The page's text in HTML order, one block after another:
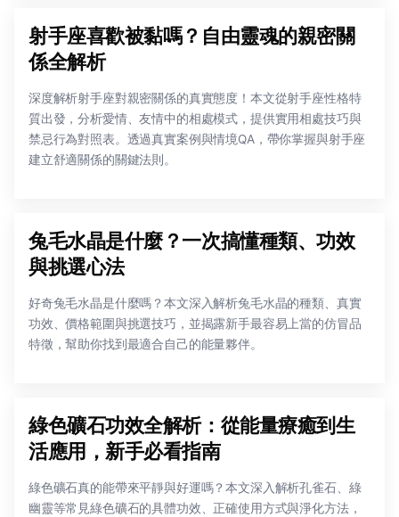
射手座喜歡被黏嗎？自由靈魂的親密關
係全解析
深度解析射手座對親密關係的真實態度！本文從射手座性格特
質出發，分析愛情、友情中的相處模式，提供實用相處技巧與
禁忌行為對照表。透過真實案例與情境QA，帶你掌握與射手座
建立舒適關係的關鍵法則。
兔毛水晶是什麼？一次搞懂種類、功效
與挑選心法
好奇兔毛水晶是什麼嗎？本文深入解析兔毛水晶的種類、真實
功效、價格範圍與挑選技巧，並揭露新手最容易上當的仿冒品
特徵，幫助你找到最適合自己的能量夥伴。
綠色礦石功效全解析：從能量療癒到生
活應用，新手必看指南
綠色礦石真的能帶來平靜與好運嗎？本文深入解析孔雀石、綠
幽靈等常見綠色礦石的具體功效、正確使用方式與淨化方法，